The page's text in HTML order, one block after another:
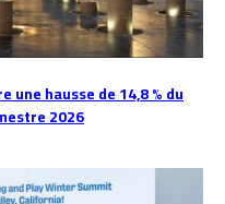
une hausse de 14,8 % du
2026